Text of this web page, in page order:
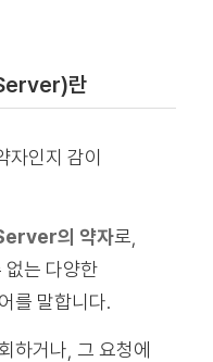
란
자인지 감이
의 약자로,
없는 다양한
를 말합니다.
하거나, 그 요청에